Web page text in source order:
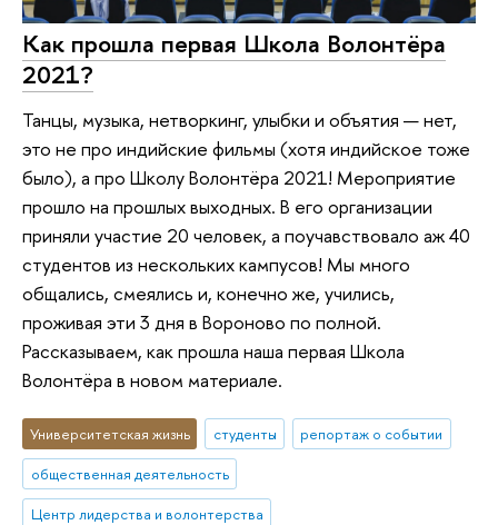
Как прошла первая Школа Волонтёра
2021?
Танцы, музыка, нетворкинг, улыбки и объятия — нет,
это не про индийские фильмы (хотя индийское тоже
было), а про Школу Волонтёра 2021! Мероприятие
прошло на прошлых выходных. В его организации
приняли участие 20 человек, а поучавствовало аж 40
студентов из нескольких кампусов! Мы много
общались, смеялись и, конечно же, учились,
проживая эти 3 дня в Вороново по полной.
Рассказываем, как прошла наша первая Школа
Волонтёра в новом материале.
Университетская жизнь студенты
репортаж о событии
общественная деятельность
Центр лидерства и волонтерства